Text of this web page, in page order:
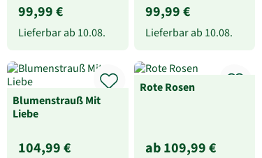
99,99 €
Lieferbar ab 10.08.
99,99 €
Lieferbar ab 10.08.
Blumenstrauß Mit
Liebe
104,99 €
Rote Rosen
ab 109,99 €